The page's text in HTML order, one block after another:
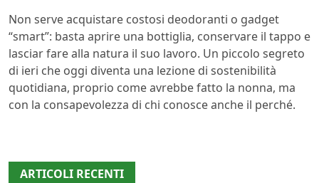
Non serve acquistare costosi deodoranti o gadget
“smart”: basta aprire una bottiglia, conservare il tappo e
lasciar fare alla natura il suo lavoro. Un piccolo segreto
di ieri che oggi diventa una lezione di sostenibilità
quotidiana, proprio come avrebbe fatto la nonna, ma
con la consapevolezza di chi conosce anche il perché.
ARTICOLI RECENTI